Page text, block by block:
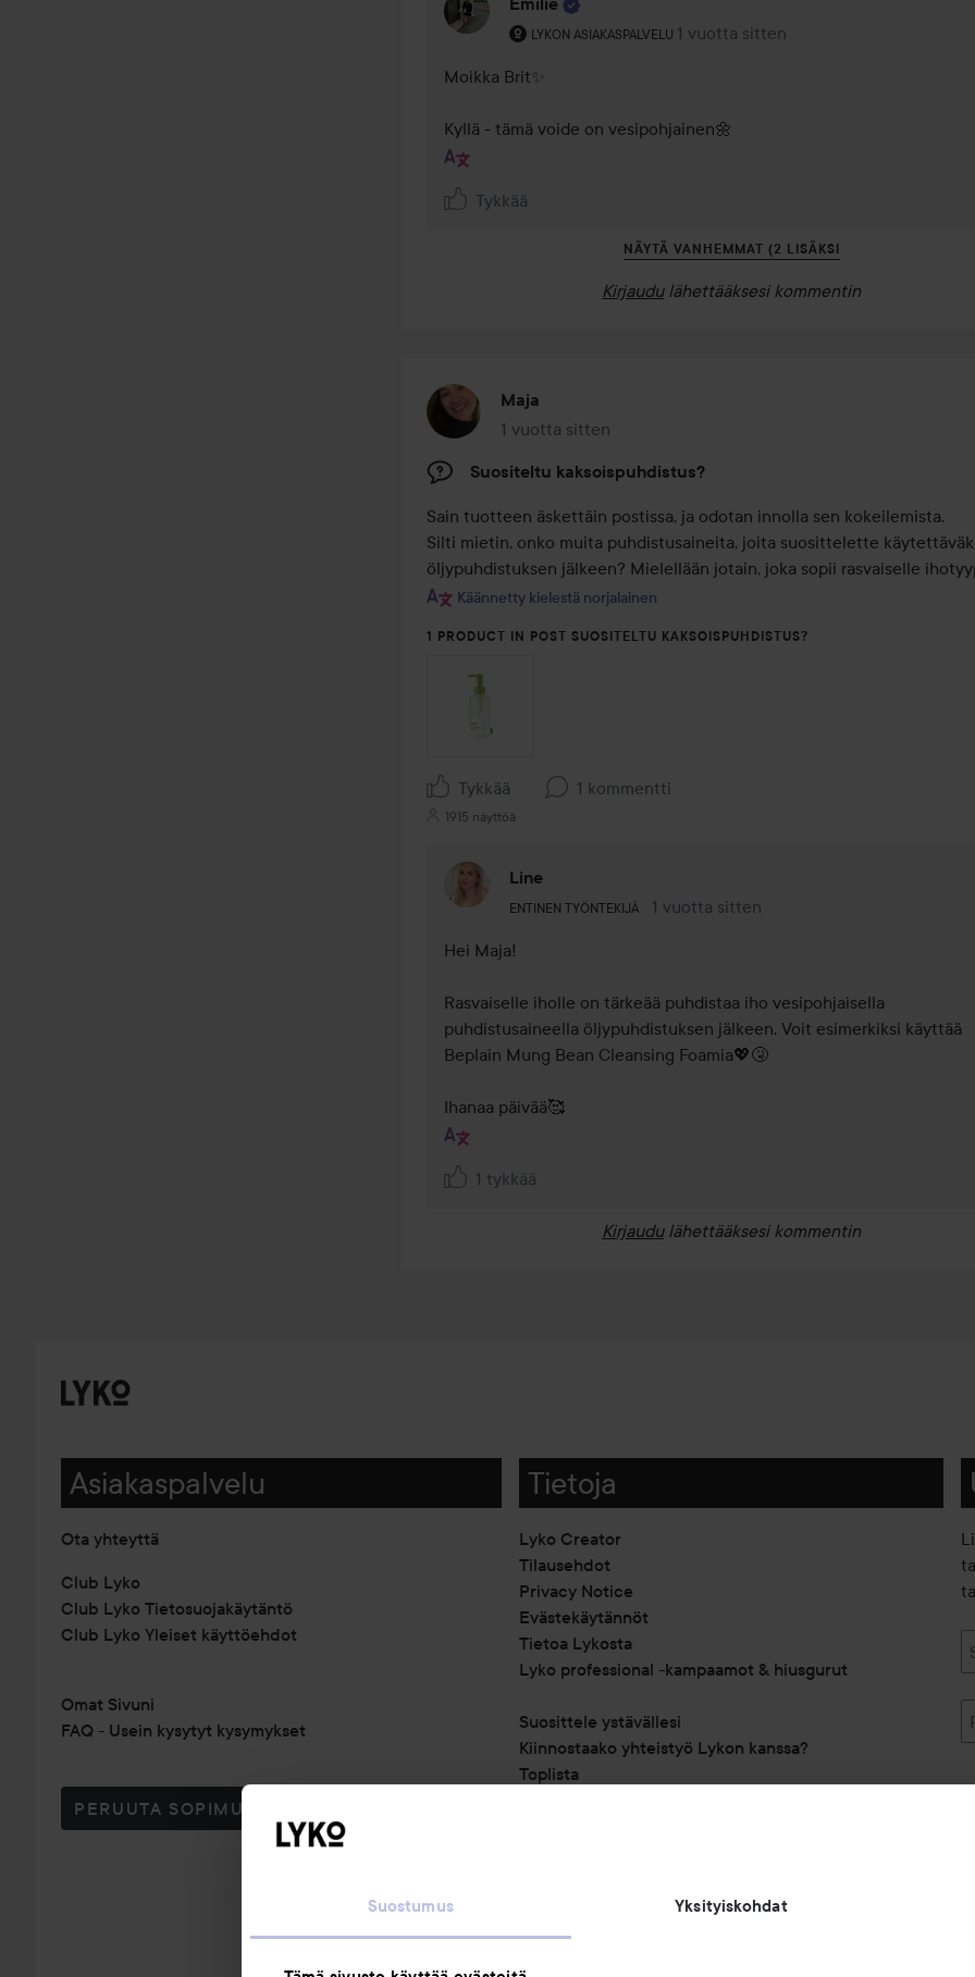
Suostumus Yksityiskohdat
LYKON ASIAKASPALVELU
Käyttäjän rooli: Lykon asiakaspalvelu .
1 vuotta sitten
Kommentti lisättiin 1 vuotta sitten
Moikka Brit✨
Kyllä - tämä voide on vesipohjainen🌼
Tykkää
NÄYTÄ VANHEMMAT (2 LISÄKSI
Kirjaudu lähettääksesi kommentin
Maja
1 vuotta sitten
Viesti luotiin 1 vuotta sitten
Suositeltu kaksoispuhdistus?
Sain tuotteen äskettäin postissa, ja odotan innolla sen kokeilemista.
Silti mietin, onko muita puhdistusaineita, joita suosittelette
öljypuhdistuksen jälkeen? Mielellään jotain, joka sopii rasvaiselle
Käännetty kielestä norjalainen
1 PRODUCT IN POST SUOSITELTU KAKSOISPUHDISTUS?
Tykkää 1 kommentti
1915 näyttöä
Line
ENTINEN TYÖNTEKIJÄ
Käyttäjän rooli: Entinen työntekijä.
1 vuotta sitten
Kommentti lisättiin 1 vuotta sitten
Hei Maja!
Rasvaiselle iholle on tärkeää puhdistaa iho vesipohjaisella
puhdistusaineella öljypuhdistuksen jälkeen. Voit esimerkiksi käyttää
Beplain Mung Bean Cleansing Foamia💖🤧
Ihanaa päivää🥰
1 tykkää
Kirjaudu lähettääksesi kommentin
Asiakaspalvelu
Ota yhteyttä
Club Lyko
Club Lyko Tietosuojakäytäntö
Club Lyko Yleiset käyttöehdot
Omat Sivuni
FAQ - Usein kysytyt kysymykset
PERUUTA SOPIMUS TÄSTÄ
Tietoja
Lyko Creator
Tilausehdot
Privacy Notice
Evästekäytännöt
Tietoa Lykosta
Lyko professional -kampaamot & hiusgurut
Suosittele ystävällesi
Kiinnostaako yhteistyö Lykon kanssa?
Toplista